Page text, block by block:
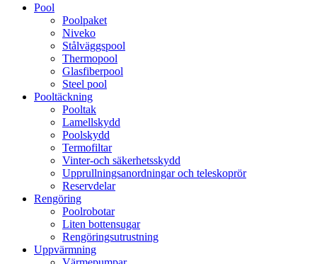
Pool
Poolpaket
Niveko
Stålväggspool
Thermopool
Glasfiberpool
Steel pool
Pooltäckning
Pooltak
Lamellskydd
Poolskydd
Termofiltar
Vinter-och säkerhetsskydd
Upprullningsanordningar och teleskoprör
Reservdelar
Rengöring
Poolrobotar
Liten bottensugar
Rengöringsutrustning
Uppvärmning